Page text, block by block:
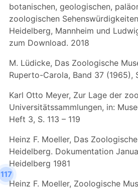
117
botanischen, geologischen,
zoologischen
Heidelberg, Mannheim und
zum Download. 2018
M. Lüdicke, Das Zoologische
Ruperto-Carola, Band 37 (1965),
Karl Otto Meyer, Zur Lage der
Universitätssammlungen, in:
Heft 3, S. 113 – 119
Heinz F. Moeller, Das
Heidelberg. Dokumentation
Heidelberg 1981
Heinz F. Moeller, Zoologische